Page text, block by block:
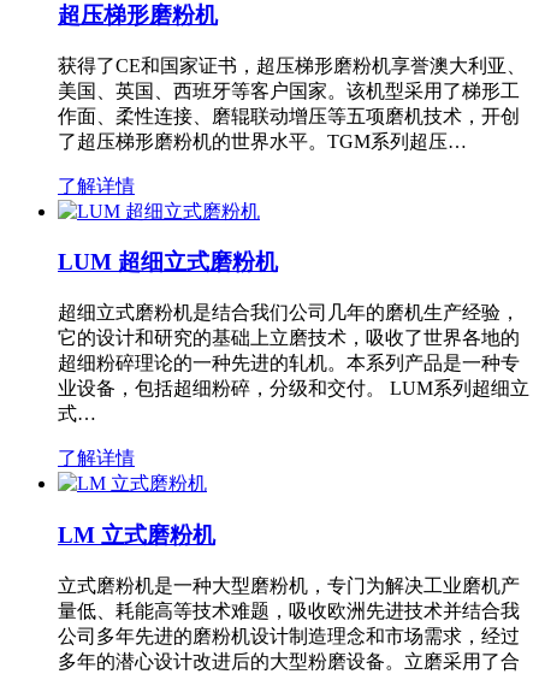
超压梯形磨粉机
获得了CE和国家证书，超压梯形磨粉机享誉澳大利亚、
美国、英国、西班牙等客户国家。该机型采用了梯形工
作面、柔性连接、磨辊联动增压等五项磨机技术，开创
了超压梯形磨粉机的世界水平。TGM系列超压…
了解详情
LUM 超细立式磨粉机
超细立式磨粉机是结合我们公司几年的磨机生产经验，
它的设计和研究的基础上立磨技术，吸收了世界各地的
超细粉碎理论的一种先进的轧机。本系列产品是一种专
业设备，包括超细粉碎，分级和交付。 LUM系列超细立
式…
了解详情
LM 立式磨粉机
立式磨粉机是一种大型磨粉机，专门为解决工业磨机产
量低、耗能高等技术难题，吸收欧洲先进技术并结合我
公司多年先进的磨粉机设计制造理念和市场需求，经过
多年的潜心设计改进后的大型粉磨设备。立磨采用了合